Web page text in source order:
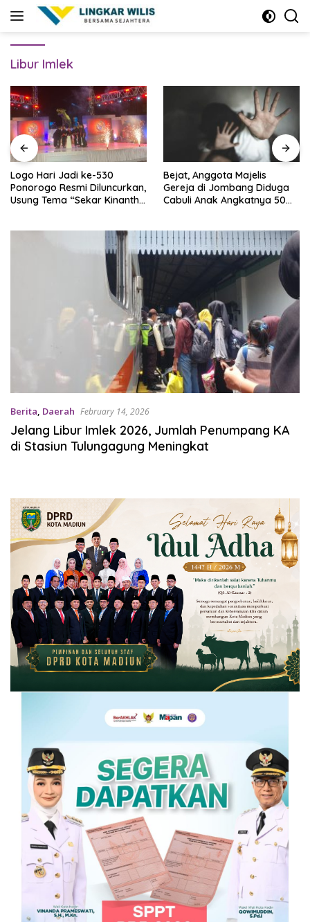
Libur Imlek
Logo Hari Jadi ke-530
Ponorogo Resmi Diluncurkan,
Usung Tema “Sekar Kinanthi,
Bejat, Anggota Majelis
Gereja di Jombang Diduga
Cabuli Anak Angkatnya 50
Berita, Daerah February 14, 2026
Jelang Libur Imlek 2026, Jumlah Penumpang KA
di Stasiun Tulungagung Meningkat